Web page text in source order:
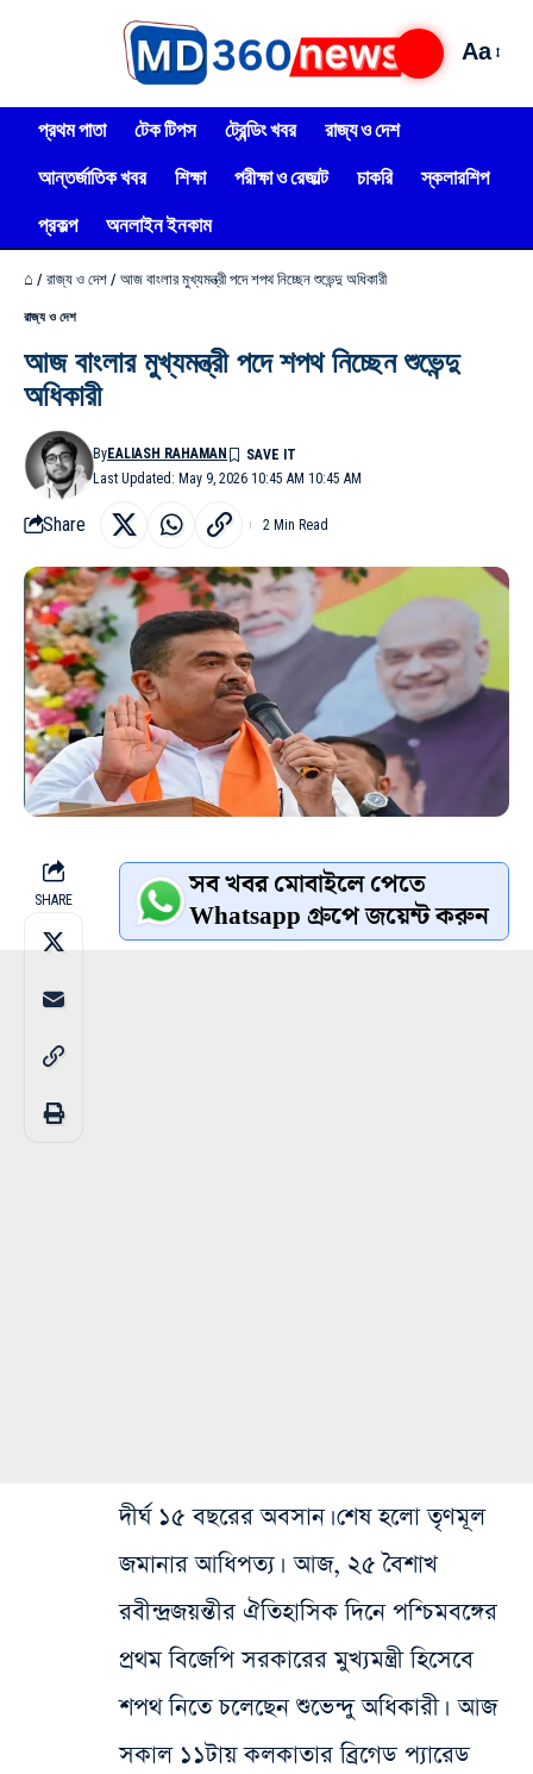
Aa
প্রথম পাতা টেক টিপস ট্রেন্ডিং খবর
রাজ্য ও দেশ
আন্তর্জাতিক খবর
শিক্ষা পরীক্ষা ও রেজাল্ট চাকরি
স্কলারশিপ
প্রকল্প
অনলাইন ইনকাম
⌂ / রাজ্য ও দেশ / আজ বাংলার মুখ্যমন্ত্রী পদে শপথ নিচ্ছেন শুভেন্দু অধিকারী
রাজ্য ও দেশ
আজ বাংলার মুখ্যমন্ত্রী পদে শপথ নিচ্ছেন শুভেন্দু
অধিকারী
Last Updated: May 9, 2026 10:45 AM 10:45 AM
ByEALIASH RAHAMAN
Share 2 Min Read
SHARE সব খবর মোবাইলে পেতে
Whatsapp গ্রুপে জয়েন্ট করুন
দীর্ঘ ১৫ বছরের অবসান। শেষ হলো তৃণমূল
জমানার আধিপত্য। আজ, ২৫ বৈশাখ
রবীন্দ্রজয়ন্তীর ঐতিহাসিক দিনে পশ্চিমবঙ্গের
প্রথম বিজেপি সরকারের মুখ্যমন্ত্রী হিসেবে
শপথ নিতে চলেছেন শুভেন্দু অধিকারী। আজ
সকাল ১১টায় কলকাতার ব্রিগেড প্যারেড